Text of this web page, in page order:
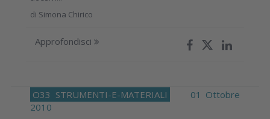
di Simona Chirico
Approfondisci
O33 STRUMENTI-E-MATERIALI
01 Ottobre
2010